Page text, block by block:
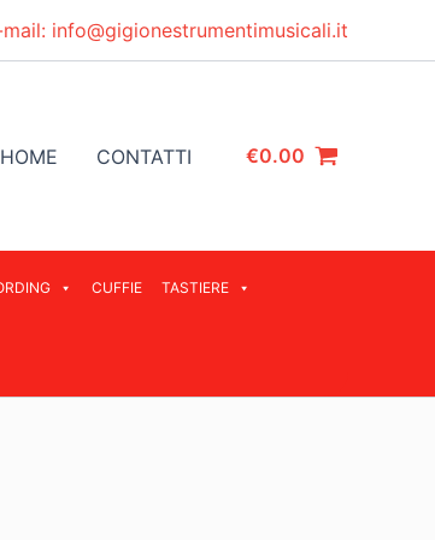
mail: info@gigionestrumentimusicali.it
HOME CONTATTI €0.00
CUFFIE TASTIERE